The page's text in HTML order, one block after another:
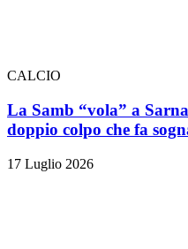
CALCIO
La Samb “vola” a
doppio colpo che fa
17 Luglio 2026